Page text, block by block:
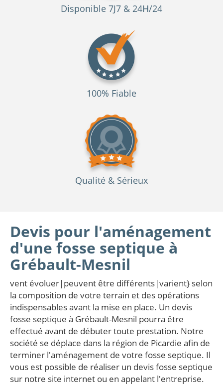
Disponible 7J7 & 24H/24
100% Fiable
Qualité & Sérieux
Devis pour l'aménagement
d'une fosse septique à
Grébault-Mesnil
vent évoluer|peuvent être différents|varient} selon
la composition de votre terrain et des opérations
indispensables avant la mise en place. Un devis
fosse septique à Grébault-Mesnil pourra être
effectué avant de débuter toute prestation. Notre
société se déplace dans la région de Picardie afin de
terminer l'aménagement de votre fosse septique. Il
vous est possible de réaliser un devis fosse septique
sur notre site internet ou en appelant l'entreprise.